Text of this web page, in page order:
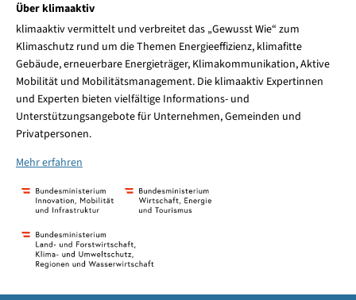
Über klimaaktiv
klimaaktiv vermittelt und verbreitet das „Gewusst Wie“ zum
Klimaschutz rund um die Themen Energieeffizienz, klimafitte
Gebäude, erneuerbare Energieträger, Klimakommunikation, Aktive
Mobilität und Mobilitätsmanagement. Die klimaaktiv Expertinnen
und Experten bieten vielfältige Informations- und
Unterstützungsangebote für Unternehmen, Gemeinden und
Privatpersonen.
Mehr erfahren